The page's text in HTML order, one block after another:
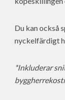
Du kan också
nyckelfärdigt
*Inkluderar